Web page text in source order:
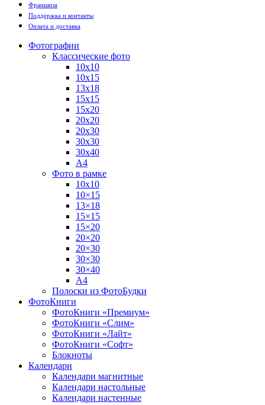
Франшиза
Поддержка и контакты
Оплата и доставка
Фотографии
Классические фото
10х10
10х15
13х18
15х15
15х20
20х20
20х30
30х30
30х40
А4
Фото в рамке
10х10
10×15
13×18
15×15
15×20
20×20
20×30
30×30
30×40
A4
Полоски из ФотоБудки
ФотоКниги
ФотоКниги «Премиум»
ФотоКниги «Слим»
ФотоКниги «Лайт»
ФотоКниги «Софт»
Блокноты
Календари
Календари магнитные
Календари настольные
Календари настенные